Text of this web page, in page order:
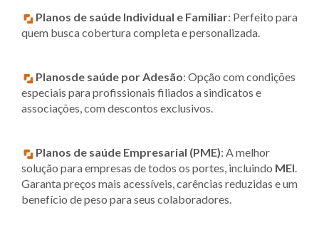
Planos de saúde Individual e Familiar: Perfeito para
quem busca cobertura completa e personalizada.
Planosde saúde por Adesão: Opção com condições
especiais para profissionais filiados a sindicatos e
associações, com descontos exclusivos.
Planos de saúde Empresarial (PME): A melhor
solução para empresas de todos os portes, incluindo MEI.
Garanta preços mais acessíveis, carências reduzidas e um
benefício de peso para seus colaboradores.